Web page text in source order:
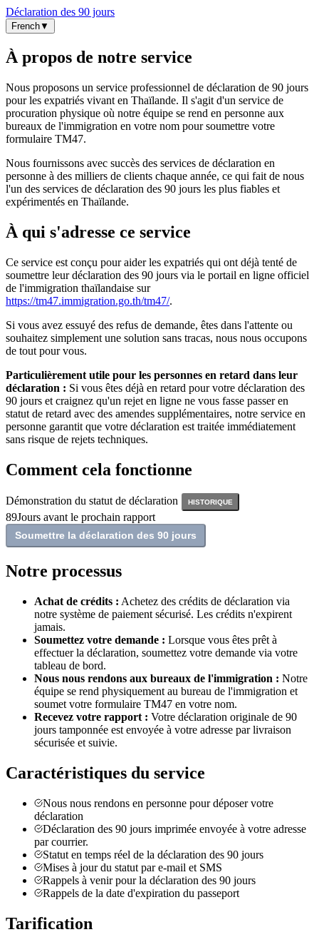
Déclaration des 90 jours
French▼
À propos de notre service
Nous proposons un service professionnel de déclaration de 90 jours
pour les expatriés vivant en Thaïlande. Il s'agit d'un service de
procuration physique où notre équipe se rend en personne aux
bureaux de l'immigration en votre nom pour soumettre votre
formulaire TM47.
Nous fournissons avec succès des services de déclaration en
personne à des milliers de clients chaque année, ce qui fait de nous
l'un des services de déclaration des 90 jours les plus fiables et
expérimentés en Thaïlande.
À qui s'adresse ce service
Ce service est conçu pour aider les expatriés qui ont déjà tenté de
soumettre leur déclaration des 90 jours via le portail en ligne officiel
de l'immigration thaïlandaise sur
https://tm47.immigration.go.th/tm47/.
Si vous avez essuyé des refus de demande, êtes dans l'attente ou
souhaitez simplement une solution sans tracas, nous nous occupons
de tout pour vous.
Particulièrement utile pour les personnes en retard dans leur
déclaration : Si vous êtes déjà en retard pour votre déclaration des
90 jours et craignez qu'un rejet en ligne ne vous fasse passer en
statut de retard avec des amendes supplémentaires, notre service en
personne garantit que votre déclaration est traitée immédiatement
sans risque de rejets techniques.
Comment cela fonctionne
Démonstration du statut de déclaration HISTORIQUE
89Jours avant le prochain rapport
Soumettre la déclaration des 90 jours
Notre processus
Achat de crédits : Achetez des crédits de déclaration via
notre système de paiement sécurisé. Les crédits n'expirent
jamais.
Soumettez votre demande : Lorsque vous êtes prêt à
effectuer la déclaration, soumettez votre demande via votre
tableau de bord.
Nous nous rendons aux bureaux de l'immigration : Notre
équipe se rend physiquement au bureau de l'immigration et
soumet votre formulaire TM47 en votre nom.
Recevez votre rapport : Votre déclaration originale de 90
jours tamponnée est envoyée à votre adresse par livraison
sécurisée et suivie.
Caractéristiques du service
Nous nous rendons en personne pour déposer votre
déclaration
Déclaration des 90 jours imprimée envoyée à votre adresse
par courrier.
Statut en temps réel de la déclaration des 90 jours
Mises à jour du statut par e-mail et SMS
Rappels à venir pour la déclaration des 90 jours
Rappels de la date d'expiration du passeport
Tarification